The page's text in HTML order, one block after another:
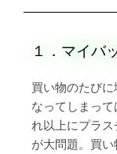
１．マイバ
買い物のたび
なってしまっ
れ以上にプラ
が大問題。買